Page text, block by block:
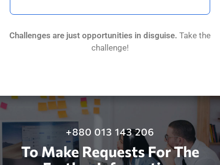
Challenges are just opportunities in disguise. Take the
challenge!
+880 013 143 206
To Make Requests For The